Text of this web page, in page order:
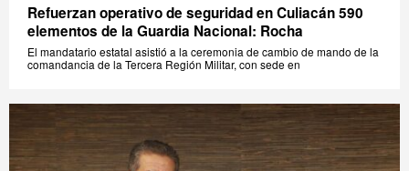
Refuerzan operativo de seguridad en Culiacán 590
elementos de la Guardia Nacional: Rocha
El mandatario estatal asistió a la ceremonia de cambio de mando de la
comandancia de la Tercera Región Militar, con sede en